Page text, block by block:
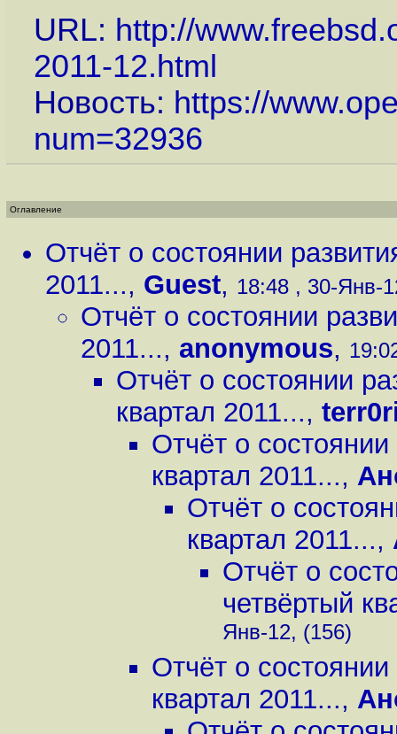
URL: http://
2011-12.html
Новость: https://
num=32936
Оглавление
Отчёт о состоянии
2011..., Guest, 18:48 , 30-Янв-
Отчёт о состоянии
2011..., anonymous,
Отчёт о состоянии
квартал 2011...,
Отчёт о
квартал 2011...,
Отчёт о
квартал 2011...,
Отчёт о
четвёртый
Янв-12, (156)
Отчёт о
квартал 2011...,